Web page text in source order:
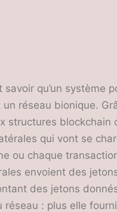
qu’un système
réseau bionique.
structures blockchain
qui vont se
ou chaque
envoient des
des jetons
: plus elle